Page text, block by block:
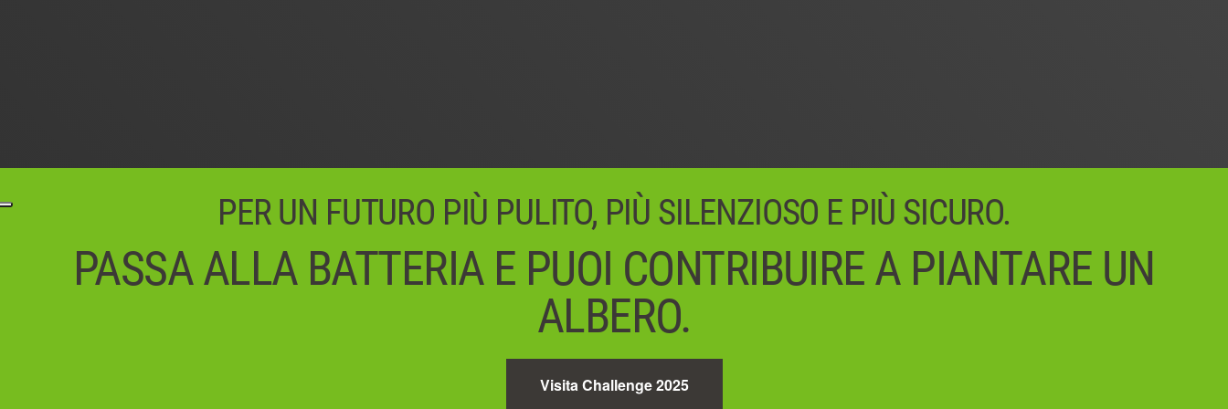
PER UN FUTURO PIÙ PULITO, PIÙ SILENZIOSO E PIÙ SICURO.
PASSA ALLA BATTERIA E PUOI CONTRIBUIRE A PIANTARE UN
ALBERO.
Visita Challenge 2025